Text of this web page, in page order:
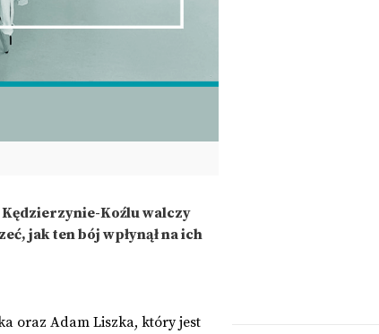
Koźlu walczy
jak ten bój wpłynął na ich
oraz Adam Liszka, który jest